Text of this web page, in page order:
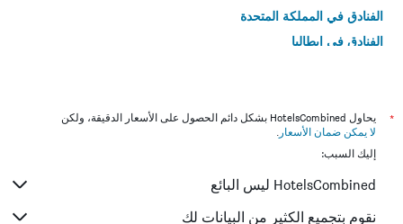
الفنادق في المملكة المتحدة
الفنادق في إيطاليا
*
يحاول HotelsCombined بشكل دائم الحصول على الأسعار الدقيقة، ولكن
لا يمكن ضمان الأسعار .
إليك السبب:
HotelsCombined ليس البائع
نقوم بتجميع الكثير من البيانات لك